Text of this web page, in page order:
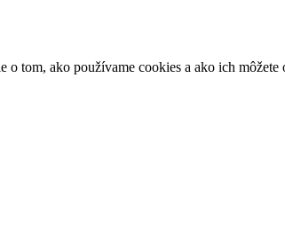
tom, ako používame cookies a ako ich